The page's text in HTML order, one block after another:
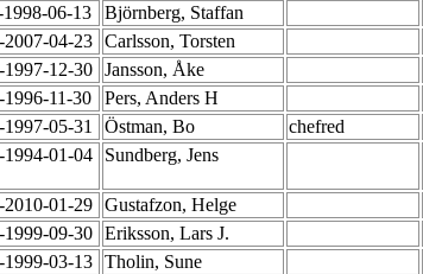
06-13 Björnberg, Staffan
2007-04-23 Carlsson, Torsten
1997-12-30 Jansson, Åke
11-30 Pers, Anders H
05-31 Östman, Bo chefred
1994-01-04 Sundberg, Jens
2010-01-29 Gustafzon, Helge
1999-09-30 Eriksson, Lars J.
1999-03-13 Tholin, Sune